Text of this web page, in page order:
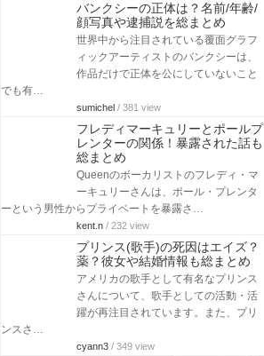
バンクシーの正体は？名前/年齢/
顔写真や逮捕説を総まとめ
世界中から注目されている覆面グラフ
ィックアーティストのバンクシーは、
作品だけで正体を公にしていないこと
でも有…
sumichel / 381 view
フレディマーキュリーとポールプ
レンターの関係！暴露された話も
総まとめ
Queenのボーカリストのフレディ・マ
ーキュリーさんは、ポール・プレンタ
ーという男性からプライベートを暴露さ…
kent.n / 232 view
プリンス(歌手)の死因はエイズ？
薬？彼女や結婚情報も総まとめ
アメリカの歌手として有名なプリンス
さんについて、歌手としての活動・活
躍が再注目されています。また、プリ
ンスさ…
cyann3 / 349 view